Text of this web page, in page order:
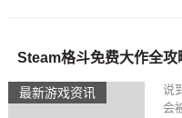
最新游戏资讯
说
会